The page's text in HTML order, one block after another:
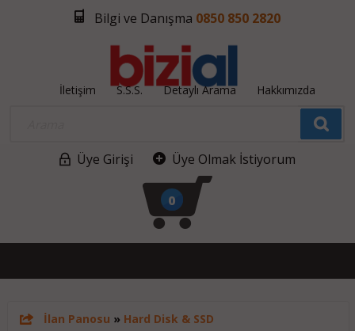
Bilgi ve Danışma 0850 850 2820
İletişim S.S.S. Detaylı Arama Hakkımızda
Üye Girişi Üye Olmak İstiyorum
0
İlan Panosu » Hard Disk & SSD